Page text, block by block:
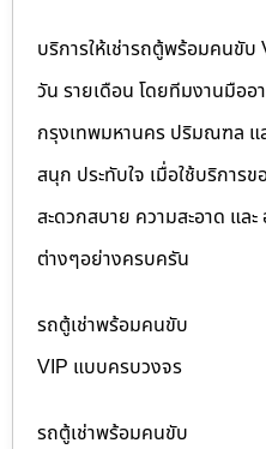
บริการให้เช่ารถตู้พร้อมคนขั
วัน รายเดือน โดยทีมงานมือ
กรุงเทพมหานคร ปริมณฑล แ
สนุก ประทับใจ เมื่อใช้บริการ
สะดวกสบาย ความสะอาด แล
ต่างๆอย่างครบครัน
รถตู้เช่าพร้อมคนขับ
VIP แบบครบวงจร
รถตู้เช่าพร้อมคนขับ